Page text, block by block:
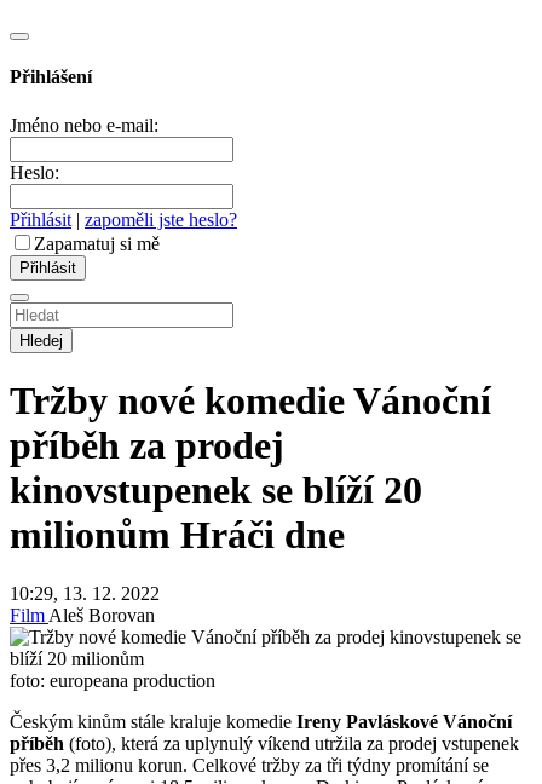
Přihlášení
Jméno nebo e-mail:
Heslo:
Přihlásit | zapoměli jste heslo?
Zapamatuj si mě
Hledej
Tržby nové komedie Vánoční
příběh za prodej
kinovstupenek se blíží 20
milionům Hráči dne
10:29, 13. 12. 2022
FilmAleš Borovan
foto: europeana production
Českým kinům stále kraluje komedie Ireny Pavláskové Vánoční
příběh (foto), která za uplynulý víkend utržila za prodej vstupenek
přes 3,2 milionu korun. Celkové tržby za tři týdny promítání se